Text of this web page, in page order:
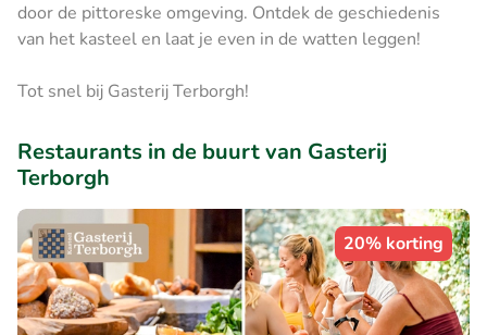
door de pittoreske omgeving. Ontdek de geschiedenis
van het kasteel en laat je even in de watten leggen!
Tot snel bij Gasterij Terborgh!
Restaurants in de buurt van Gasterij
Terborgh
20% korting